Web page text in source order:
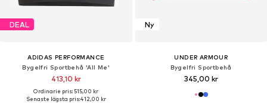
DEAL
ADIDAS PERFORMANCE
Bygelfri Sportbehå 'All Me'
413,10 kr
Ordinarie pris: 515,00 kr
Senaste lägsta pris:412,00 kr
Ny
UNDER ARMOUR
Bygelfri Sportbehå
345,00 kr